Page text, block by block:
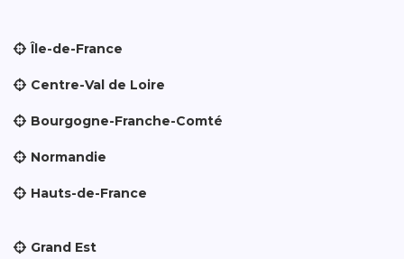
Île-de-France
Centre-Val de Loire
Bourgogne-Franche-Comté
Normandie
Hauts-de-France
Grand Est